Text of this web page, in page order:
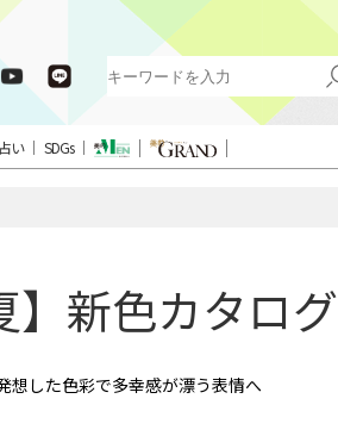
占い SDGs
】新色カタログ
想した色彩で多幸感が漂う表情へ